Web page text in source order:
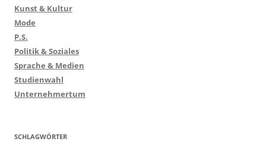
Kunst & Kultur
Mode
P.S.
Politik & Soziales
Sprache & Medien
Studienwahl
Unternehmertum
SCHLAGWÖRTER